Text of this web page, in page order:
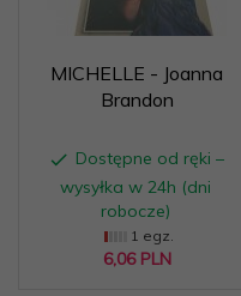
MICHELLE - Joanna
Brandon
Dostępne od ręki –
wysyłka w 24h (dni
robocze)
1 egz.
6,06 PLN